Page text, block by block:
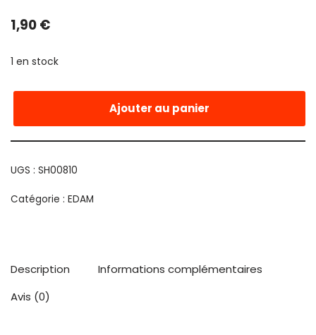
1,90€
1 en stock
Ajouter au panier
UGS : SH00810
Catégorie : EDAM
Description
Informations complémentaires
Avis (0)